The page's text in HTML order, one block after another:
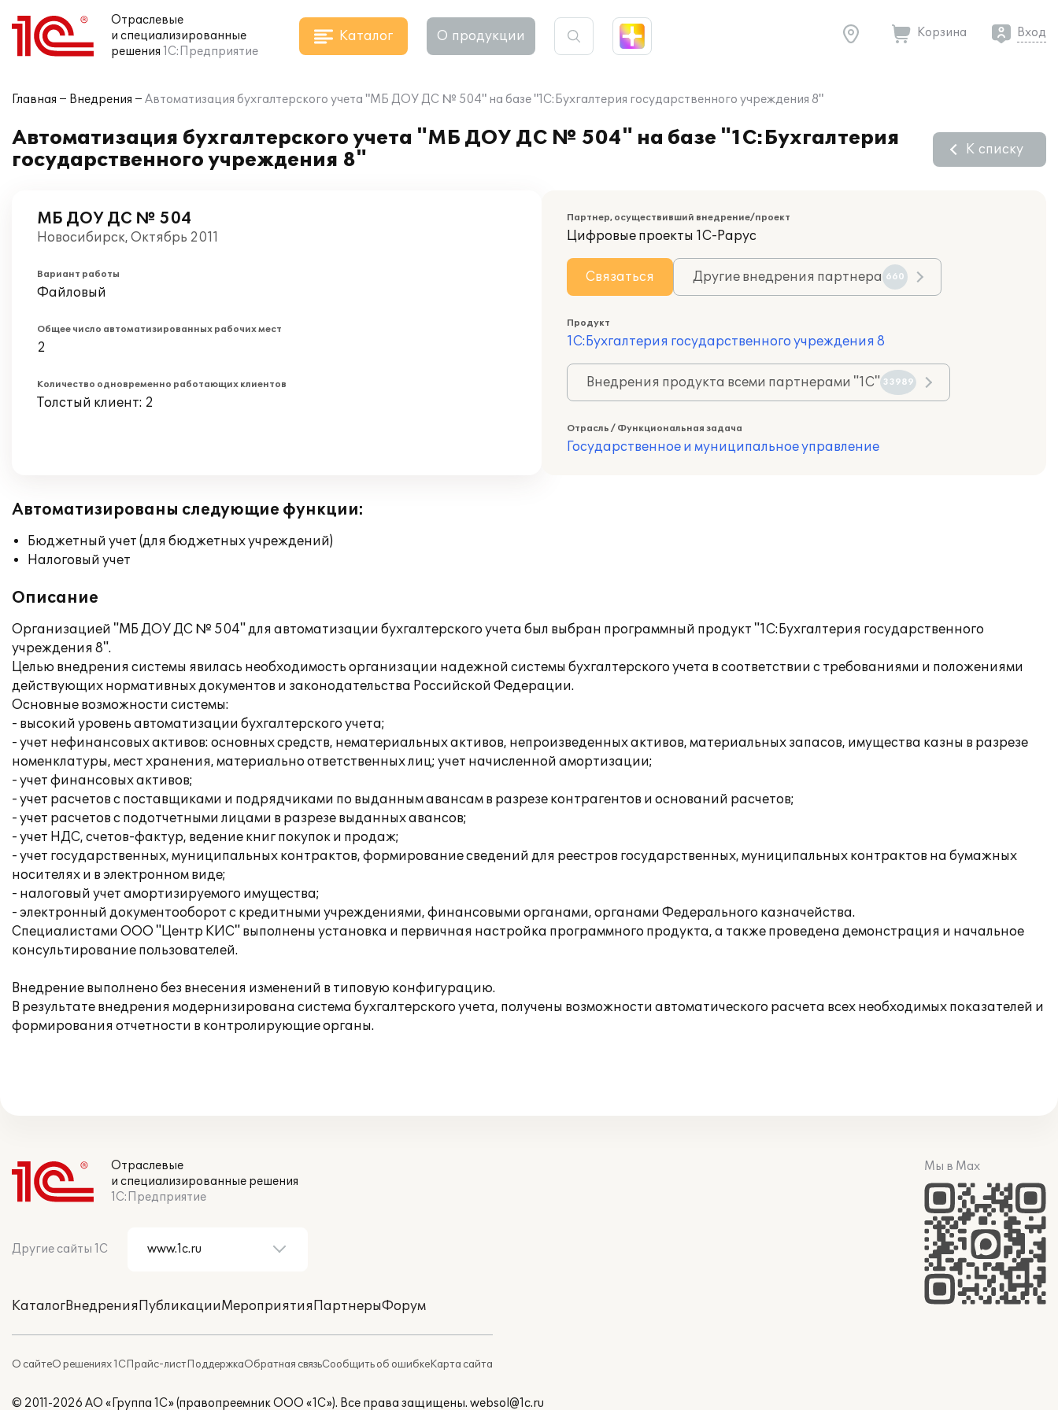
Отраслевые
и специализированные
решения 1С:Предприятие
Каталог О продукции Корзина Вход
Главная Внедрения Автоматизация бухгалтерского учета "МБ ДОУ ДС № 504" на базе "1С:Бухгалтерия государственного учреждения 8"
Автоматизация бухгалтерского учета "МБ ДОУ ДС № 504" на базе "1С:Бухгалтерия
государственного учреждения 8"
К списку
МБ ДОУ ДС № 504
Новосибирск, Октябрь 2011
Вариант работы
Файловый
Общее число автоматизированных рабочих мест
2
Количество одновременно работающих клиентов
Толстый клиент: 2
Партнер, осуществивший внедрение/проект
Цифровые проекты 1С-Рарус
Связаться Другие внедрения партнера 660
Продукт
1С:Бухгалтерия государственного учреждения 8
Внедрения продукта всеми партнерами "1С" 33989
Отрасль / Функциональная задача
Государственное и муниципальное управление
Автоматизированы следующие функции:
Бюджетный учет (для бюджетных учреждений)
Налоговый учет
Описание
Организацией "МБ ДОУ ДС № 504" для автоматизации бухгалтерского учета был выбран программный продукт "1С:Бухгалтерия государственного
учреждения 8".
Целью внедрения системы явилась необходимость организации надежной системы бухгалтерского учета в соответствии с требованиями и положениями
действующих нормативных документов и законодательства Российской Федерации.
Основные возможности системы:
- высокий уровень автоматизации бухгалтерского учета;
- учет нефинансовых активов: основных средств, нематериальных активов, непроизведенных активов, материальных запасов, имущества казны в разрезе
номенклатуры, мест хранения, материально ответственных лиц; учет начисленной амортизации;
- учет финансовых активов;
- учет расчетов с поставщиками и подрядчиками по выданным авансам в разрезе контрагентов и оснований расчетов;
- учет расчетов с подотчетными лицами в разрезе выданных авансов;
- учет НДС, счетов-фактур, ведение книг покупок и продаж;
- учет государственных, муниципальных контрактов, формирование сведений для реестров государственных, муниципальных контрактов на бумажных
носителях и в электронном виде;
- налоговый учет амортизируемого имущества;
- электронный документооборот с кредитными учреждениями, финансовыми органами, органами Федерального казначейства.
Специалистами ООО "Центр КИС" выполнены установка и первичная настройка программного продукта, а также проведена демонстрация и начальное
консультирование пользователей.
Внедрение выполнено без внесения изменений в типовую конфигурацию.
В результате внедрения модернизирована система бухгалтерского учета, получены возможности автоматического расчета всех необходимых показателей и
формирования отчетности в контролирующие органы.
Отраслевые
и специализированные решения
1С:Предприятие
Другие сайты 1С
КаталогВнедренияПубликацииМероприятияПартнерыФорум
О сайтеО решениях 1СПрайс-листПоддержкаОбратная связьСообщить об ошибкеКарта сайта
Мы в Max
© 2011-2026 АО «Группа 1С» (правопреемник ООО «1С»). Все права защищены. websol@1c.ru